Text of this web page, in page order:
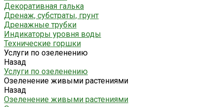
Декоративная галька
Дренаж, субстраты, грунт
Дренажные трубки
Индикаторы уровня воды
Технические горшки
Услуги по озеленению
Назад
Услуги по озеленению
Озеленение живыми растениями
Назад
Озеленение живыми растениями